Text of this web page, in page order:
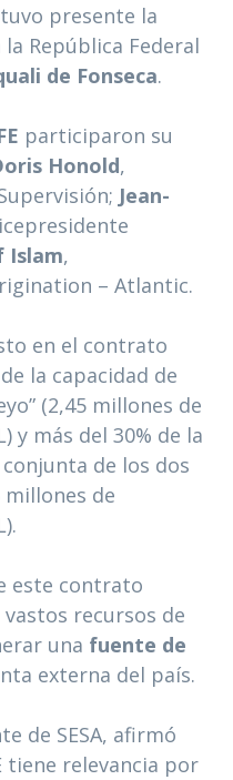
presente la
República Federal
de Fonseca.
participaron su
Honold,
Jean-
Islam,
– Atlantic.
en el contrato
de la capacidad de
(2,45 millones de
y más del 30% de la
de los dos
millones de
este contrato
recursos de
una fuente de
externa del país.
de SESA, afirmó
tiene relevancia por